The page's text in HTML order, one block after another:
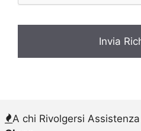
A chi Rivolgersi